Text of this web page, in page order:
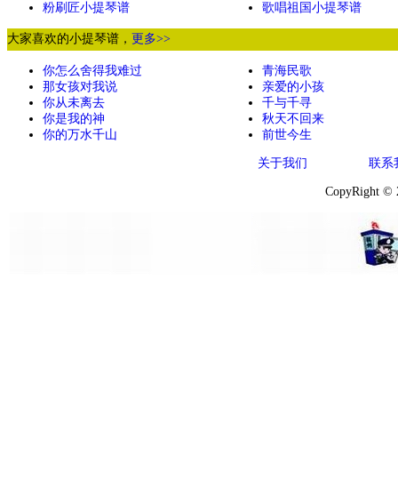
粉刷匠小提琴谱 歌唱祖国小提琴谱
大家喜欢的小提琴谱， 更多>>
你怎么舍得我难过
那女孩对我说
你从未离去
你是我的神
你的万水千山
青海民歌
亲爱的小孩
千与千寻
秋天不回来
前世今生
关于我们 联系
CopyRight ©